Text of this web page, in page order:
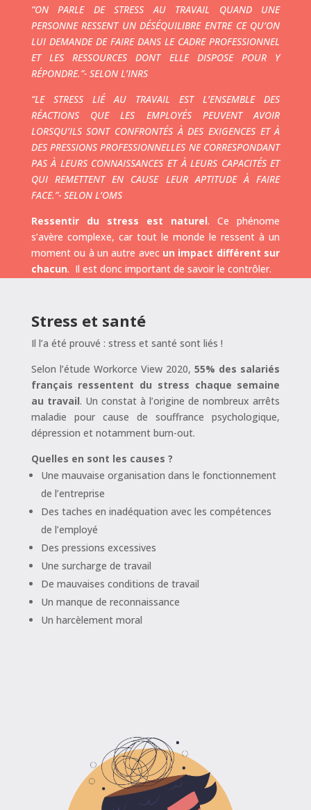
“ON PARLE DE STRESS AU TRAVAIL QUAND UNE
PERSONNE RESSENT UN DÉSÉQUILIBRE ENTRE CE QU’ON
LUI DEMANDE DE FAIRE DANS LE CADRE PROFESSIONNEL
ET LES RESSOURCES DONT ELLE DISPOSE POUR Y
RÉPONDRE.”- SELON L’INRS
“LE STRESS LIÉ AU TRAVAIL EST L’ENSEMBLE DES
RÉACTIONS QUE LES EMPLOYÉS PEUVENT AVOIR
LORSQU’ILS SONT CONFRONTÉS À DES EXIGENCES ET À
DES PRESSIONS PROFESSIONNELLES NE CORRESPONDANT
PAS À LEURS CONNAISSANCES ET À LEURS CAPACITÉS ET
QUI REMETTENT EN CAUSE LEUR APTITUDE À FAIRE
FACE.”- SELON L’OMS
Ressentir du stress est naturel. Ce phénome
s’avère complexe, car tout le monde le ressent à un
moment ou à un autre avecun impact différent sur
chacun. Il est donc important de savoir le contrôler.
Stress et santé
Il l’a été prouvé : stress et santé sont liés !
Selon l’étude Workorce View 2020,55% des salariés
français ressentent du stress chaque semaine
au travail. Un constat à l’origine de nombreux arrêts
maladie pour cause de souffrance psychologique,
dépression et notamment burn-out.
Quelles en sont les causes ?
Une mauvaise organisation dans le fonctionnement
de l’entreprise
Des taches en inadéquation avec les compétences
de l’employé
Des pressions excessives
Une surcharge de travail
De mauvaises conditions de travail
Un manque de reconnaissance
Un harcèlement moral